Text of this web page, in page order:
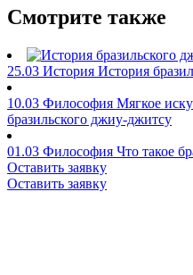
Смотрите также
25.03 История История
10.03 Философия Мягкое
бразильского джиу-джитсу
01.03 Философия Что такое
Оставить заявку
Оставить заявку